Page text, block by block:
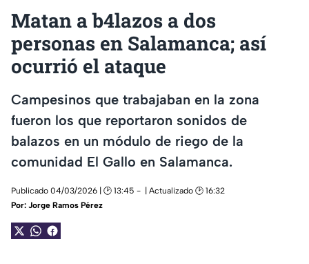
Matan a b4lazos a dos
personas en Salamanca; así
ocurrió el ataque
Campesinos que trabajaban en la zona
fueron los que reportaron sonidos de
balazos en un módulo de riego de la
comunidad El Gallo en Salamanca.
Publicado 04/03/2026 | 🕑 13:45
| Actualizado 🕑 16:32
Por: Jorge Ramos Pérez